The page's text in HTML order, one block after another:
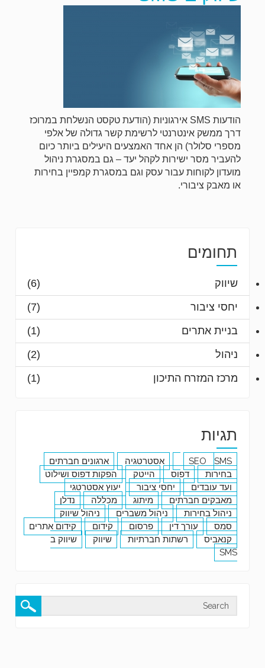
הודעות SMS אירגוניות (הודעת טקסט הנשלחת במרוכז
דרך ממשק אינטרנטי לרשימת קשר גדולה של אלפי
מספרי סלולר) הן אחד האמצעים היעילים ביותר כיום
להעביר מסר ישירות לקהל יעד – גם במסגרת ניהול
מועדון לקוחות עבור עסק וגם במסגרת קמפיין בחירות
או מאבק ציבורי.
תחומים
שיווק
(6)
יחסי ציבור
(7)
בניית אתרים
(1)
ניהול
(2)
מרכז המזרח התיכון
(1)
תגיות
SEO SMS אסטרטגיה
ארגונים חברתים
בחירות
דפוס הייטק
הפקות דפוס ושילוט
ועד עובדים
יחסי ציבור
יעוץ אסטרטגי
מאבקים חברתים
מיתוג מכללה
נדלן
ניהול בחירות
ניהול משברים
ניהול שיווק
סמס
עורך דין פרסום קידום
קידום אתרים
קנאביס
רשתות חברתיות שיווק
שיווק ב
SMS